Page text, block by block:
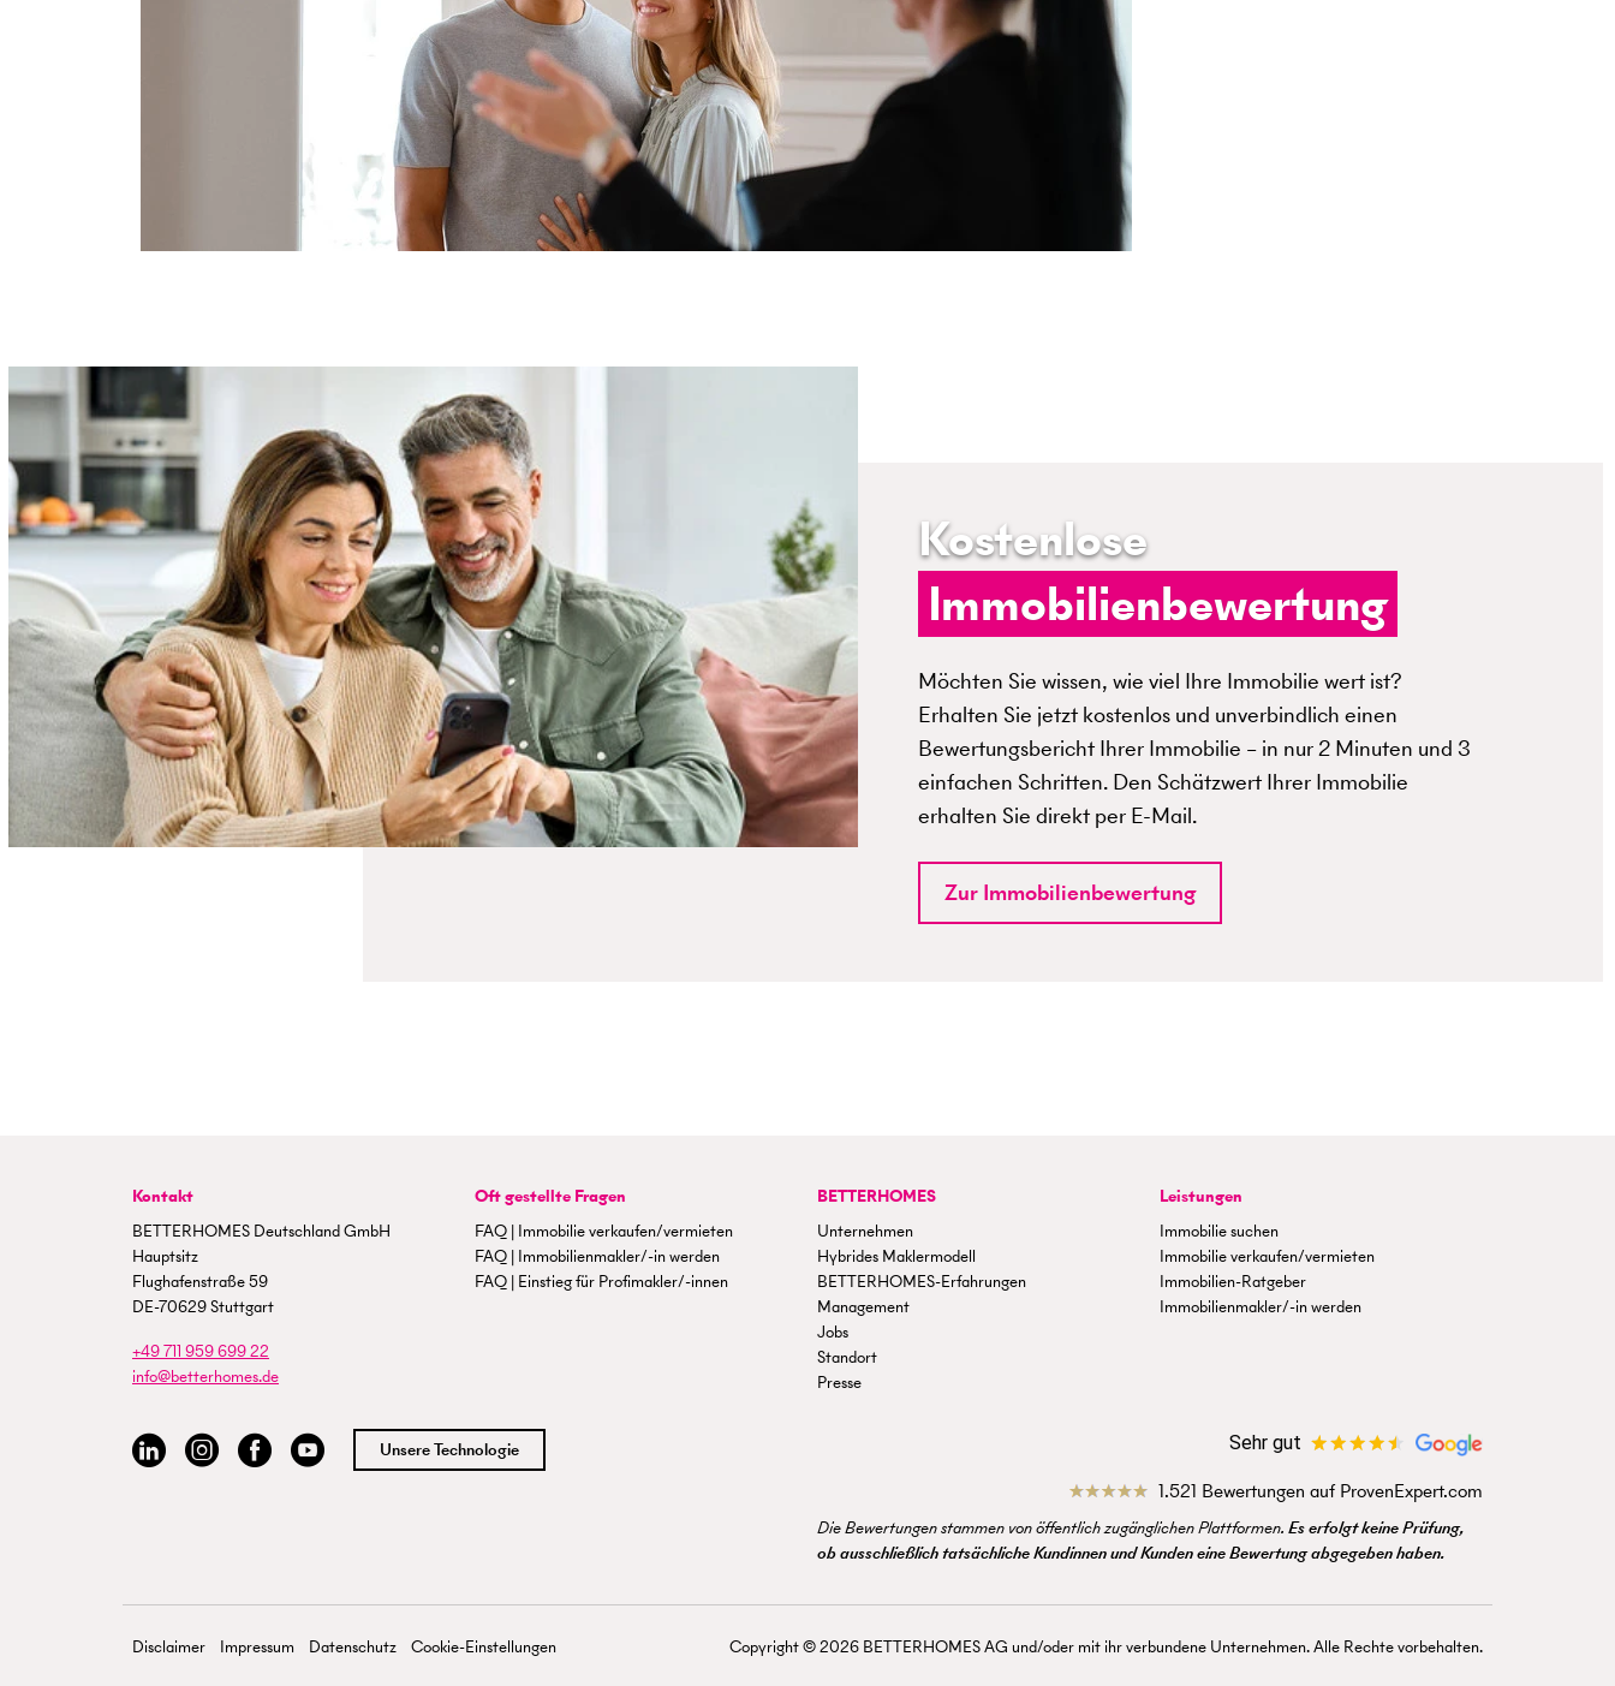
Kostenlose
Immobilienbewertung
Möchten Sie wissen, wie viel Ihre Immobilie wert ist?
Erhalten Sie jetzt kostenlos und unverbindlich einen
Bewertungsbericht Ihrer Immobilie – in nur 2 Minuten und 3
einfachen Schritten. Den Schätzwert Ihrer Immobilie
erhalten Sie direkt per E-Mail.
Zur Immobilienbewertung
Kontakt
BETTERHOMES Deutschland GmbH
Hauptsitz
Flughafenstraße 59
DE-70629 Stuttgart
+49 711 959 699 22
info@betterhomes.de
Oft gestellte Fragen
FAQ | Immobilie verkaufen/vermieten
FAQ | Immobilienmakler/-in werden
FAQ | Einstieg für Profimakler/-innen
BETTERHOMES
Unternehmen
Hybrides Maklermodell
BETTERHOMES-Erfahrungen
Management
Jobs
Standort
Presse
Leistungen
Immobilie suchen
Immobilie verkaufen/vermieten
Immobilien-Ratgeber
Immobilienmakler/-in werden
Unsere Technologie Sehr gut
1.521 Bewertungen auf ProvenExpert.com
Die Bewertungen stammen von öffentlich zugänglichen Plattformen. Es erfolgt keine Prüfung,
ob ausschließlich tatsächliche Kundinnen und Kunden eine Bewertung abgegeben haben.
Disclaimer Impressum Datenschutz Cookie-Einstellungen Copyright ©2026 BETTERHOMES AG und/oder mit ihr verbundene Unternehmen. Alle Rechte vorbehalten.